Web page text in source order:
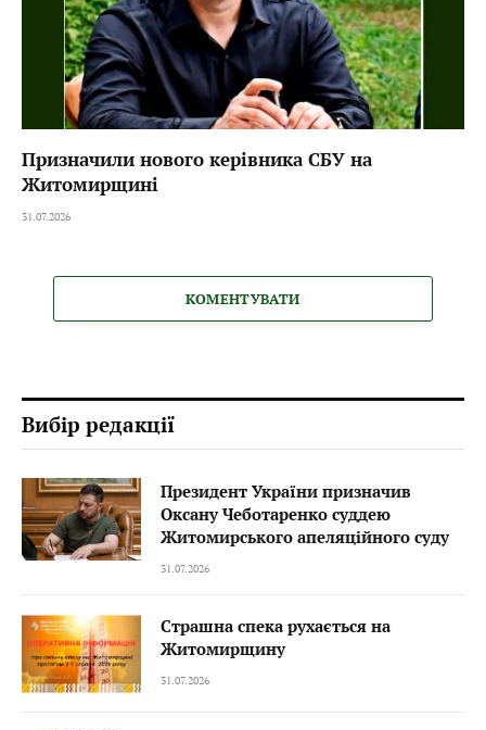
Призначили нового керівника СБУ на
Житомирщині
31.07.2026
КОМЕНТУВАТИ
Вибір редакції
Президент України призначив
Оксану Чеботаренко суддею
Житомирського апеляційного суду
31.07.2026
Страшна спека рухається на
Житомирщину
31.07.2026